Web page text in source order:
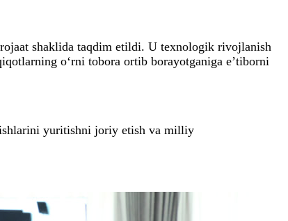
shaklida taqdim etildi. U texnologik rivojlanish
o‘rni tobora ortib borayotganiga e’tiborni
ishlarini yuritishni joriy etish va milliy